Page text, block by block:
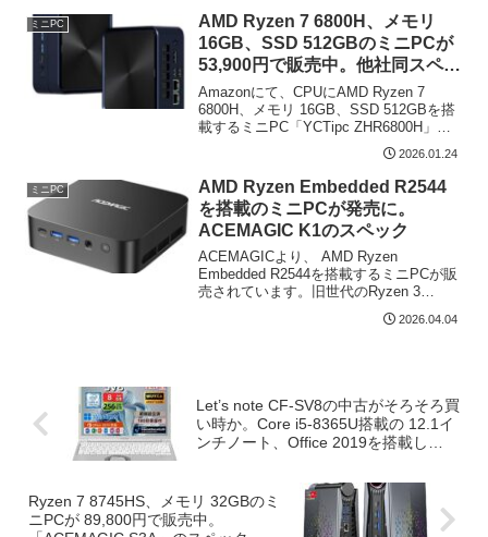
水準で推...
ミニPC
AMD Ryzen 7 6800H、メモリ
16GB、SSD 512GBのミニPCが
53,900円で販売中。他社同スペッ
ク帯よりも格安
Amazonにて、CPUにAMD Ryzen 7
6800H、メモリ 16GB、SSD 512GBを搭
載するミニPC「YCTipc ZHR6800H」が
53,900円にて販売されています（2026年1
月24日現在）。同CPUで メモリ 1...2026.01.24
ミニPC
AMD Ryzen Embedded R2544
を搭載のミニPCが発売に。
ACEMAGIC K1のスペック
ACEMAGICより、 AMD Ryzen
Embedded R2544を搭載するミニPCが販
売されています。旧世代のRyzen 3
4300U / Ryzen 3 3300Uなどの旧世代の
Ryzenを搭載するミニPCが複数のブラン
2026.04.04
Let’s note CF-SV8の中古がそろそろ買
い時か。Core i5-8365U搭載の 12.1イ
ンチノート、Office 2019を搭載し
Ryzen 7 8745HS、メモリ 32GBのミ
ニPCが 89,800円で販売中。